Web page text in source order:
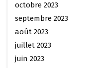
octobre 2023
septembre 2023
août 2023
juillet 2023
juin 2023